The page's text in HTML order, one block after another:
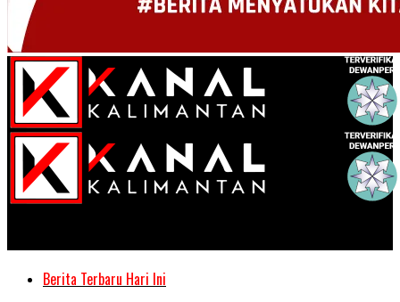
Berita Terbaru Hari Ini